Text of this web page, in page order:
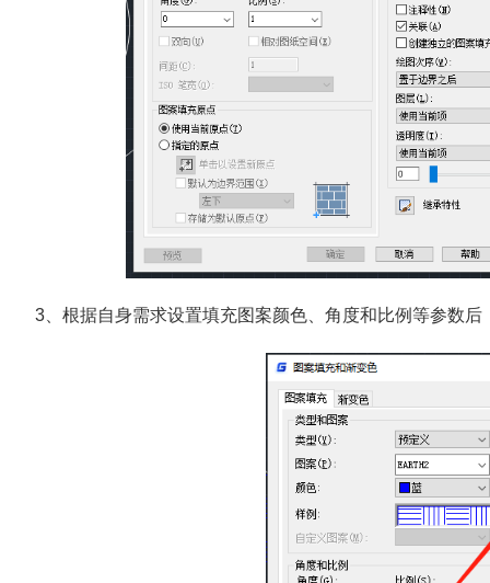
3、根据自身需求设置填充图案颜色、角度和比例等参数